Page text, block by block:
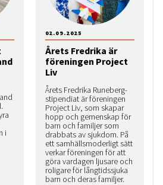
i
Årets Fredrika är
föreningen Project
Liv
Årets Fredrika Runeberg-
stipendiat är föreningen
Project Liv, som skapar
hopp och gemenskap för
barn och familjer som
drabbats av sjukdom. På
ett samhällsmoderligt sätt
verkar föreningen för att
göra vardagen ljusare och
roligare för långtidssjuka
barn och deras familjer.
02.09.2025